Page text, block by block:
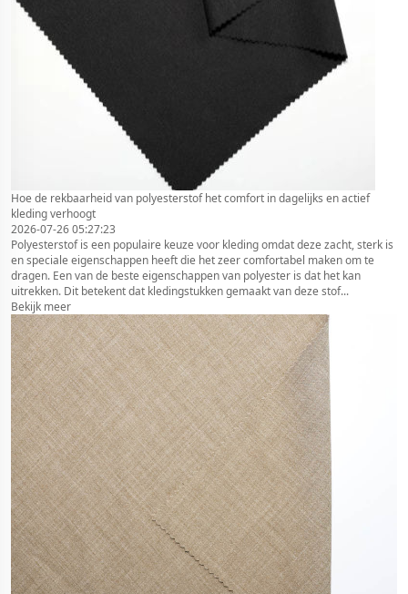
Hoe de rekbaarheid van polyesterstof het comfort in dagelijks en actief
kleding verhoogt
2026-07-26 05:27:23
Polyesterstof is een populaire keuze voor kleding omdat deze zacht, sterk is
en speciale eigenschappen heeft die het zeer comfortabel maken om te
dragen. Een van de beste eigenschappen van polyester is dat het kan
uitrekken. Dit betekent dat kledingstukken gemaakt van deze stof...
Bekijk meer